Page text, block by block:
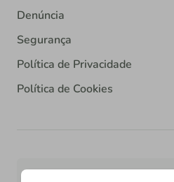
Denúncia
Segurança
Política de Privacidade
Política de Cookies